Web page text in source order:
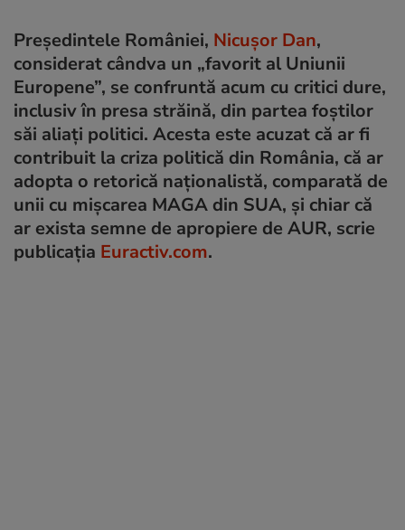
Președintele României, Nicușor Dan,
considerat cândva un „favorit al Uniunii
Europene”, se confruntă acum cu critici dure,
inclusiv în presa străină, din partea foștilor
săi aliați politici. Acesta este acuzat că ar fi
contribuit la criza politică din România, că ar
adopta o retorică naționalistă, comparată de
unii cu mișcarea MAGA din SUA, și chiar că
ar exista semne de apropiere de AUR, scrie
publicația Euractiv.com.